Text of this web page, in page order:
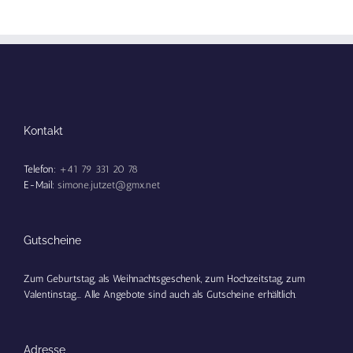
Kontakt
Telefon: +41 79 331 20 78
E-Mail: simone.jutzet@gmx.net
Gutscheine
Zum Geburtstag, als Weihnachtsgeschenk, zum Hochzeitstag, zum
Valentinstag... Alle Angebote sind auch als Gutscheine erhältlich.
Adresse